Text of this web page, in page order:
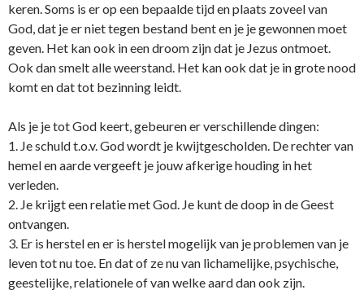
keren. Soms is er op een bepaalde tijd en plaats zoveel van
God, dat je er niet tegen bestand bent en je je gewonnen moet
geven. Het kan ook in een droom zijn dat je Jezus ontmoet.
Ook dan smelt alle weerstand. Het kan ook dat je in grote nood
komt en dat tot bezinning leidt.
Als je je tot God keert, gebeuren er verschillende dingen:
1. Je schuld t.o.v. God wordt je kwijtgescholden. De rechter van
hemel en aarde vergeeft je jouw afkerige houding in het
verleden.
2. Je krijgt een relatie met God. Je kunt de doop in de Geest
ontvangen.
3. Er is herstel en er is herstel mogelijk van je problemen van je
leven tot nu toe. En dat of ze nu van lichamelijke, psychische,
geestelijke, relationele of van welke aard dan ook zijn.